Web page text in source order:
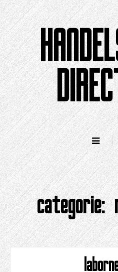
Doorgaan
naar
artikel
categorie: